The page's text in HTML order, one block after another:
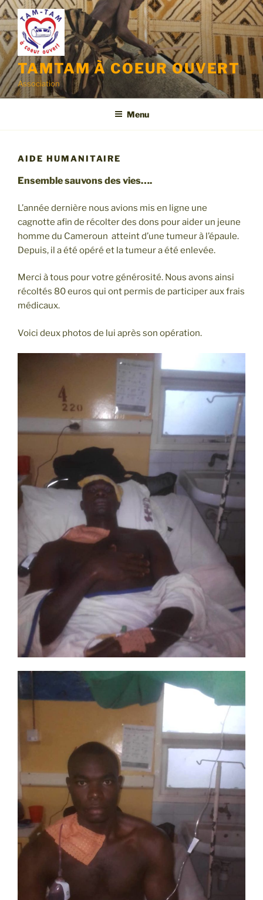
Aller
au
contenu
principal
TAMTAM À COEUR OUVERT
Association
Menu
AIDE HUMANITAIRE
Ensemble sauvons des vies….
L’année dernière nous avions mis en ligne une
cagnotte afin de récolter des dons pour aider un jeune
homme du Cameroun atteint d’une tumeur à l’épaule.
Depuis, il a été opéré et la tumeur a été enlevée.
Merci à tous pour votre générosité. Nous avons ainsi
récoltés 80 euros qui ont permis de participer aux frais
médicaux.
Voici deux photos de lui après son opération.